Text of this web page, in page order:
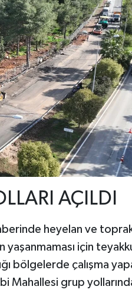
AÇILDI
heyelan ve
yaşanmaması için
bölgelerde çalışma
Mahallesi grup